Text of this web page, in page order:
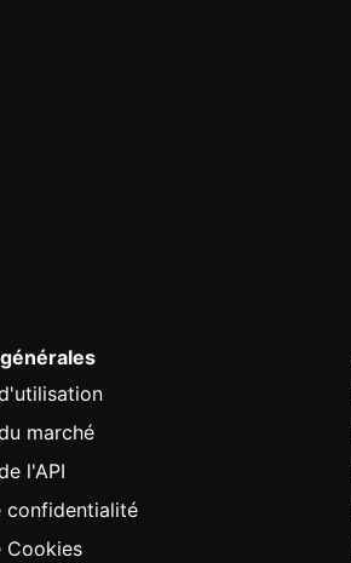
marché
l'API
confidentialité
Cookies